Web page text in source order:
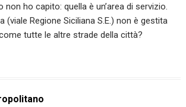
non ho capito: quella è un’area di servizio.
(viale Regione Siciliana S.E.) non è gestita
tutte le altre strade della città?